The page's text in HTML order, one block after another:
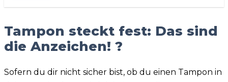
Tampon steckt fest: Das sind
die Anzeichen! ?
Sofern du dir nicht sicher bist, ob du einen Tampon in